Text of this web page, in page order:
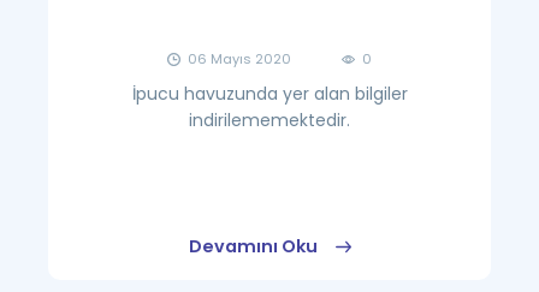
06 Mayıs 2020 0
İpucu havuzunda yer alan bilgiler
indirilememektedir.
Devamını Oku